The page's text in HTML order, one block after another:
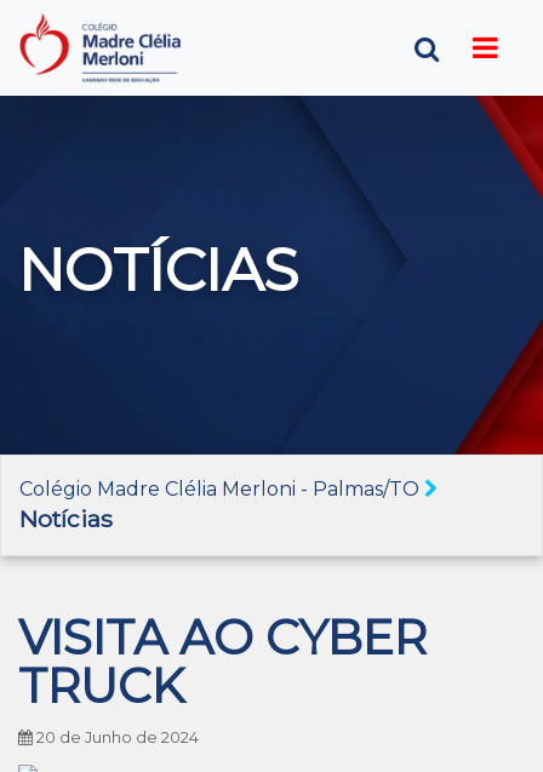
NOTÍCIAS
Colégio Madre Clélia Merloni - Palmas/TO
Notícias
VISITA AO CYBER
TRUCK
20 de Junho de 2024